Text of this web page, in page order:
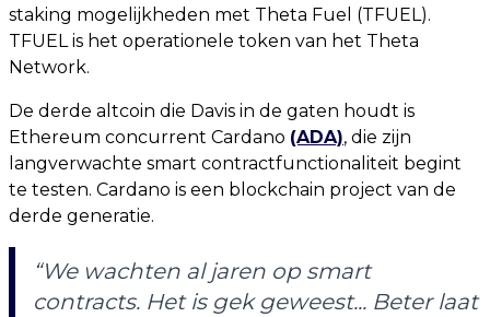
staking mogelijkheden met Theta Fuel (TFUEL).
TFUEL is het operationele token van het Theta
Network.
De derde altcoin die Davis in de gaten houdt is
Ethereum concurrent Cardano (ADA), die zijn
langverwachte smart contractfunctionaliteit begint
te testen. Cardano is een blockchain project van de
derde generatie.
“We wachten al jaren op smart
contracts. Het is gek geweest... Beter laat